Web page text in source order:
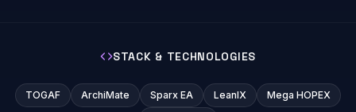
STACK & TECHNOLOGIES
TOGAF ArchiMate Sparx EA LeanIX
Mega HOPEX